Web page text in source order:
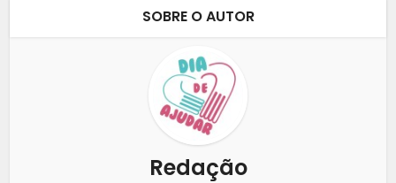
SOBRE O AUTOR
Redação